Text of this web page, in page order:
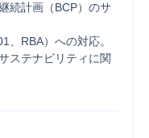
続計画（BCP）のサ
RBA）への対応。
ステナビリティに関